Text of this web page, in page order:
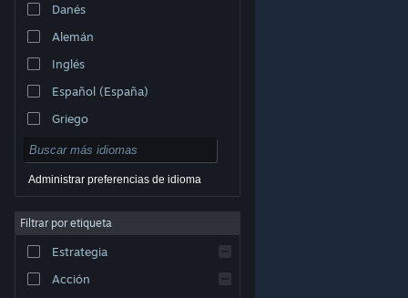
© Valve Corporation. Todos los derechos reservados.
Todas las marcas registradas pertenecen a sus
de Privacidad|Información legal
Acuerdo de Suscriptor a Steam
Cookies
Danés
Alemán
Inglés
Español (España)
Griego
Administrar preferencias de idioma
Filtrar por etiqueta
Estrategia
Acción